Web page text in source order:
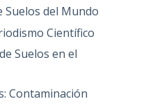
Suelos del Mundo
Científico
Suelos en el
Contaminación